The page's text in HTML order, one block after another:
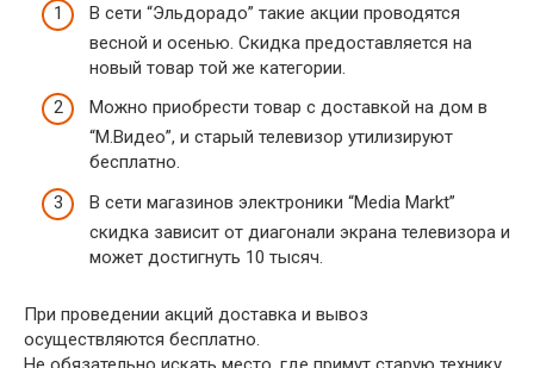
В сети “Эльдорадо” такие акции проводятся
весной и осенью. Скидка предоставляется на
новый товар той же категории.
Можно приобрести товар с доставкой на дом в
“М.Видео”, и старый телевизор утилизируют
бесплатно.
В сети магазинов электроники “Media Markt”
скидка зависит от диагонали экрана телевизора и
может достигнуть 10 тысяч.
При проведении акций доставка и вывоз
осуществляются бесплатно.